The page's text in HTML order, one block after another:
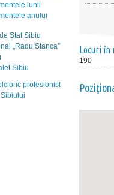
lunii
anului
Stat Sibiu
„Radu Stanca”
Sibiu
profesionist
Locuri în
190